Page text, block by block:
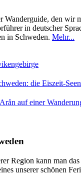
Wanderguide, den
in deutscher
in Schweden. Mehr...
Region kann man
unserer schönen